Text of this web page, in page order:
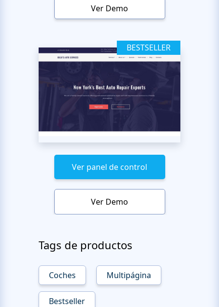
Ver Demo
BESTSELLER
Ver panel de control
Ver Demo
Tags de productos
Coches Multipágina
Bestseller